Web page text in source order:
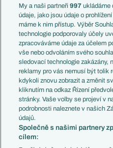
Témata
Představení týmů MS
EuroSkauting
PL v kostce
Evropské koeficienty
Přestupy
Přestupové spekulace
Zranění
Kluby
Arsenal FC
Chelsea FC
Manchester United
AC Milán
Juventus FC
My a naši partneři997 ukládáme
údaje, jako jsou údaje o
máme k nim přístup. Výběr
technologie podporovaly účely
zpracováváme údaje za účelem
vše nebo odvoláním svého
sledovací technologie zakázány,
reklamy pro vás nemusí být tolik
kdykoli znovu zobrazit a změnit
kliknutím na odkaz Řízení
stránky. Vaše volby se projeví v
podrobnosti naleznete v našich
údajů.
Společně s našimi partnery
cílem: